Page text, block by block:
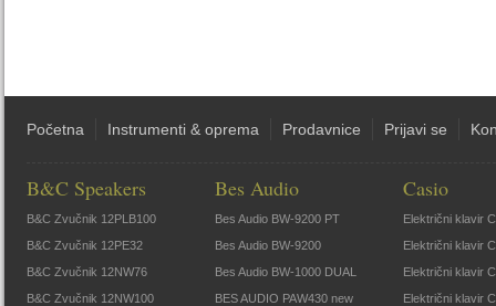
Početna Instrumenti & oprema Prodavnice Prijavi se
B&C Speakers
B&C Zvučnik 12PLB100
B&C Zvučnik 12PE32
B&C Zvučnik 12NW76
B&C Zvučnik 12NW100
Bes Audio
Bes Audio BW-9200 PT
Bes Audio BW-9200
Bes Audio BW-1000 DUAL
BES AUDIO PAW430 new
Casio
Električni klavir
Električni klavir
Električni klavir
Električni klavir